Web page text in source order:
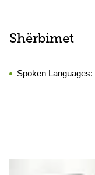
Shërbimet
Spoken Languages: